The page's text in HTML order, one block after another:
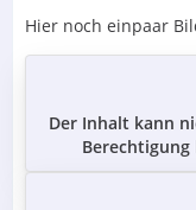
Hier noch einpaar
Der Inhalt kann
Berechtigung